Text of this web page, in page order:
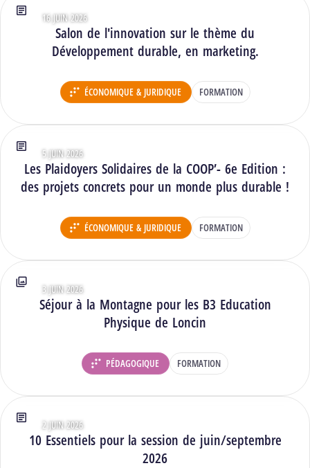
Salon de l'innovation sur le thème du
Développement durable, en marketing.
Type : Articles
16 JUIN 2026
DÉPARTEMENT :
ÉCONOMIQUE & JURIDIQUE FORMATION
Les Plaidoyers Solidaires de la COOP’- 6e Edition :
des projets concrets pour un monde plus durable !
Type : Articles
5 JUIN 2026
DÉPARTEMENT :
ÉCONOMIQUE & JURIDIQUE FORMATION
Séjour à la Montagne pour les B3 Education
Physique de Loncin
Type : Photos
3 JUIN 2026
DÉPARTEMENT :
PÉDAGOGIQUE FORMATION
10 Essentiels pour la session de juin/septembre
2026
Type : Articles
2 JUIN 2026